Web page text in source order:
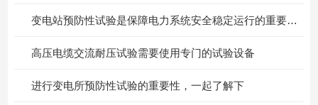
变电站预防性试验是保障电力系统安全稳定运行的重要措施
高压电缆交流耐压试验需要使用专门的试验设备
进行变电所预防性试验的重要性，一起了解下